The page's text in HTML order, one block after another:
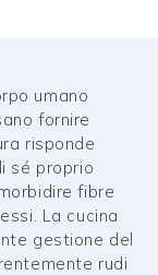
umano
fornire
risponde
sé proprio
fibre
La cucina
gestione del
rudi